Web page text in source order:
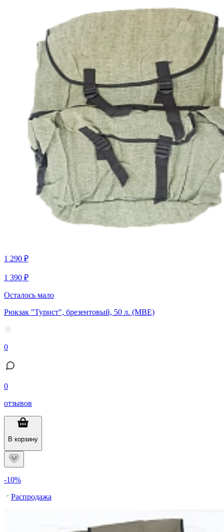
1 290 ₽
1 390 ₽
Осталось мало
Рюкзак "Турист", брезентовый, 50 л. (МВЕ)
0
0
отзывов
В корзину
-10%
Распродажа